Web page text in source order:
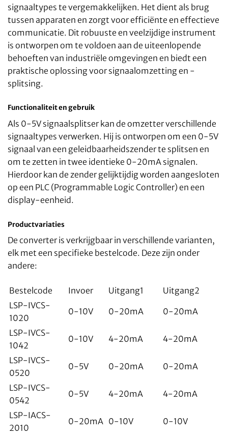
signaaltypes te vergemakkelijken. Het dient als brug
tussen apparaten en zorgt voor efficiënte en effectieve
communicatie. Dit robuuste en veelzijdige instrument
is ontworpen om te voldoen aan de uiteenlopende
behoeften van industriële omgevingen en biedt een
praktische oplossing voor signaalomzetting en -
splitsing.
Functionaliteit en gebruik
Als 0-5V signaalsplitser kan de omzetter verschillende
signaaltypes verwerken. Hij is ontworpen om een 0-5V
signaal van een geleidbaarheidszender te splitsen en
om te zetten in twee identieke 0-20mA signalen.
Hierdoor kan de zender gelijktijdig worden aangesloten
op een PLC (Programmable Logic Controller) en een
display-eenheid.
Productvariaties
De converter is verkrijgbaar in verschillende varianten,
elk met een specifieke bestelcode. Deze zijn onder
andere:
Bestelcode Invoer Uitgang1
Uitgang2
LSP-IVCS-
1020
0-10V 0-20mA 0-20mA
LSP-IVCS-
1042
0-10V 4-20mA 4-20mA
LSP-IVCS-
0520
0-5V 0-20mA 0-20mA
LSP-IVCS-
0542
0-5V 4-20mA 4-20mA
LSP-IACS-
2010
0-20mA 0-10V 0-10V